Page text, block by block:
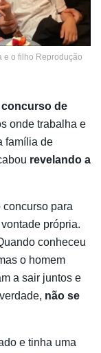
e o filho Reprodução
de
onde trabalha e
família de
revelando a
para
própria.
conheceu
o homem
a sair juntos e
não se
e tinha uma